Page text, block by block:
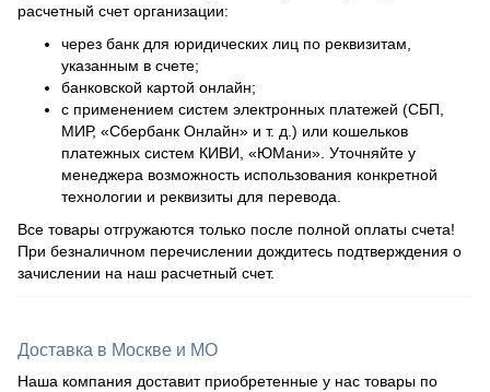
расчетный счет организации:
через банк для юридических лиц по реквизитам,
указанным в счете;
банковской картой онлайн;
с применением систем электронных платежей (СБП,
МИР, «Сбербанк Онлайн» и т. д.) или кошельков
платежных систем КИВИ, «ЮМани». Уточняйте у
менеджера возможность использования конкретной
технологии и реквизиты для перевода.
Все товары отгружаются только после полной оплаты счета!
При безналичном перечислении дождитесь подтверждения о
зачислении на наш расчетный счет.
Доставка в Москве и МО
Наша компания доставит приобретенные у нас товары по